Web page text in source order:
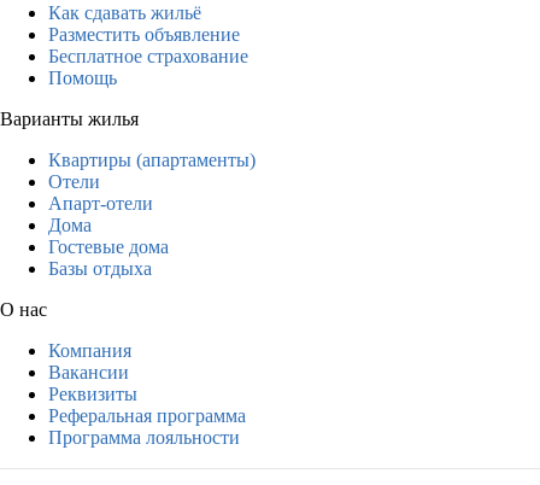
Как сдавать жильё
Разместить объявление
Бесплатное страхование
Помощь
Варианты жилья
Квартиры (апартаменты)
Отели
Апарт-отели
Дома
Гостевые дома
Базы отдыха
О нас
Компания
Вакансии
Реквизиты
Реферальная программа
Программа лояльности